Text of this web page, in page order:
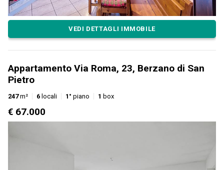
VEDI DETTAGLI IMMOBILE
Appartamento Via Roma, 23, Berzano di San
Pietro
247m² 6 locali 1° piano 1 box
€ 67.000